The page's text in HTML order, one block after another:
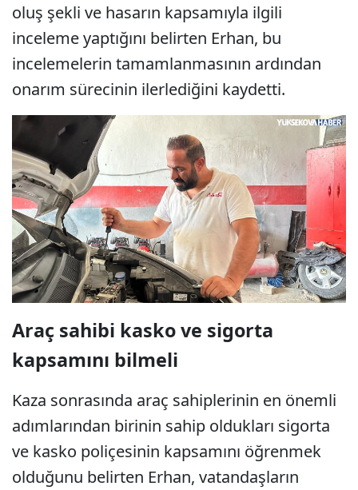
oluş şekli ve hasarın kapsamıyla ilgili
inceleme yaptığını belirten Erhan, bu
incelemelerin tamamlanmasının ardından
onarım sürecinin ilerlediğini kaydetti.
Araç sahibi kasko ve sigorta
kapsamını bilmeli
Kaza sonrasında araç sahiplerinin en önemli
adımlarından birinin sahip oldukları sigorta
ve kasko poliçesinin kapsamını öğrenmek
olduğunu belirten Erhan, vatandaşların